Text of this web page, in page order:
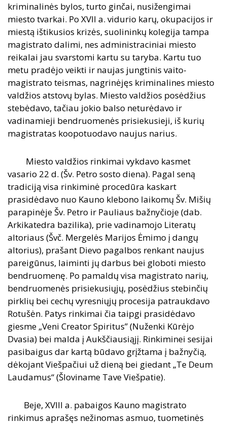
kriminalinės bylos, turto ginčai, nusižengimai
miesto tvarkai. Po XVII a. vidurio karų, okupacijos ir
miestą ištikusios krizės, suolininkų kolegija tampa
magistrato dalimi, nes administraciniai miesto
reikalai jau svarstomi kartu su taryba. Kartu tuo
metu pradėjo veikti ir naujas jungtinis vaito-
magistrato teismas, nagrinėjęs kriminalines miesto
valdžios atstovų bylas. Miesto valdžios posėdžius
stebėdavo, tačiau jokio balso neturėdavo ir
vadinamieji bendruomenės prisiekusieji, iš kurių
magistratas koopotuodavo naujus narius.
Miesto valdžios rinkimai vykdavo kasmet
vasario 22 d. (Šv. Petro sosto diena). Pagal seną
tradiciją visa rinkiminė procedūra kaskart
prasidėdavo nuo Kauno klebono laikomų Šv. Mišių
parapinėje Šv. Petro ir Pauliaus bažnyčioje (dab.
Arkikatedra bazilika), prie vadinamojo Literatų
altoriaus (Švč. Mergelės Marijos Ėmimo į dangų
altorius), prašant Dievo pagalbos renkant naujus
pareigūnus, laiminti jų darbus bei globoti miesto
bendruomenę. Po pamaldų visa magistrato narių,
bendruomenės prisiekusiųjų, posėdžius stebinčių
pirklių bei cechų vyresniųjų procesija patraukdavo
Rotušėn. Patys rinkimai čia taipgi prasidėdavo
giesme „Veni Creator Spiritus” (Nuženki Kūrėjo
Dvasia) bei malda į Aukščiausiąjį. Rinkiminei sesijai
pasibaigus dar kartą būdavo grįžtama į bažnyčią,
dėkojant Viešpačiui už dieną bei giedant „Te Deum
Laudamus“ (Šloviname Tave Viešpatie).
Beje, XVIII a. pabaigos Kauno magistrato
rinkimus aprašęs nežinomas asmuo, tuometinės